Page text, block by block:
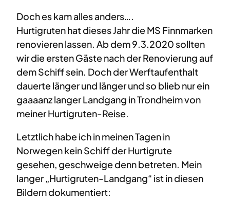
Doch es kam alles anders….
Hurtigruten hat dieses Jahr die MS Finnmarken
renovieren lassen. Ab dem 9.3.2020 sollten
wir die ersten Gäste nach der Renovierung auf
dem Schiff sein. Doch der Werftaufenthalt
dauerte länger und länger und so blieb nur ein
gaaaanz langer Landgang in Trondheim von
meiner Hurtigruten-Reise.
Letztlich habe ich in meinen Tagen in
Norwegen kein Schiff der Hurtigrute
gesehen, geschweige denn betreten. Mein
langer „Hurtigruten-Landgang“ ist in diesen
Bildern dokumentiert: